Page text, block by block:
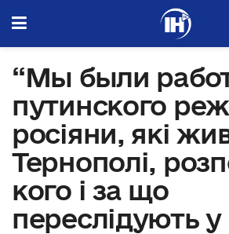
“Мы были
путинского
росіяни, які
Тернополі,
кого і за що
переслідують